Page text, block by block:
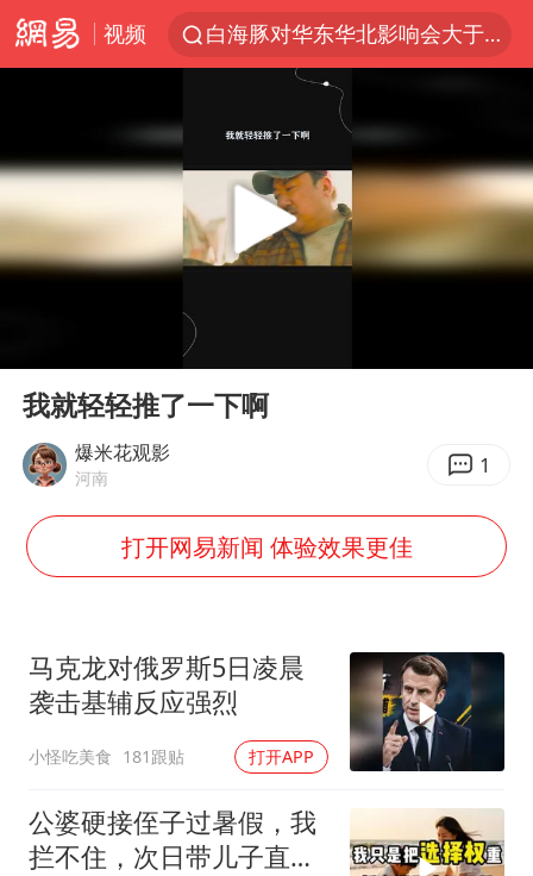
视频
白海豚对华东华北影响会大于巴威
美将每月供乌爱国者拦截导弹
独闯南太行的失联女生最后轨迹已确认
央视新主播李秋莹母校发文祝贺
上海全力守护市民“菜篮子”
暑期研学游升温 在旅途中增长知识
宝妈给四胞胎取名平安喜乐
BLG经理辟谣Bin离队
Play
我就轻轻推了一下啊
爆米花观影
河南 1
打开网易新闻 体验效果更佳
马克龙对俄罗斯5日凌晨
袭击基辅反应强烈
小怪吃美食 181跟贴 打开APP
公婆硬接侄子过暑假，我
拦不住，次日带儿子直飞